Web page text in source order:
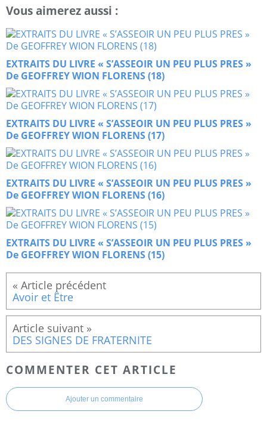
Vous aimerez aussi :
EXTRAITS DU LIVRE « S’ASSEOIR UN PEU PLUS PRES »
De GEOFFREY WION FLORENS (18)
EXTRAITS DU LIVRE « S’ASSEOIR UN PEU PLUS PRES »
De GEOFFREY WION FLORENS (17)
EXTRAITS DU LIVRE « S’ASSEOIR UN PEU PLUS PRES »
De GEOFFREY WION FLORENS (16)
EXTRAITS DU LIVRE « S’ASSEOIR UN PEU PLUS PRES »
De GEOFFREY WION FLORENS (15)
Avoir et Être
DES SIGNES DE FRATERNITE
COMMENTER CET ARTICLE
Ajouter un commentaire